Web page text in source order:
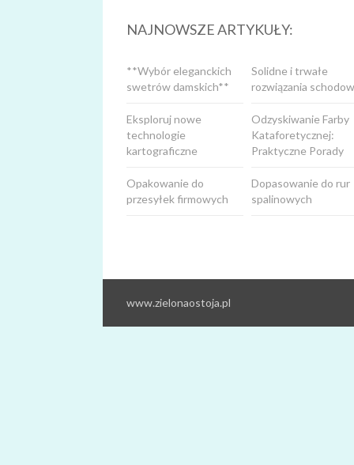
NAJNOWSZE ARTYKUŁY:
Solidne i trwałe
rozwiązania
**Wybór eleganckich
swetrów damskich**
Odzyskiwanie Farby
Kataforetycznej:
Praktyczne Porady
Eksploruj nowe
technologie
kartograficzne
Dopasowanie do rur
spalinowych
Opakowanie do
przesyłek firmowych
www.zielonaostoja.pl